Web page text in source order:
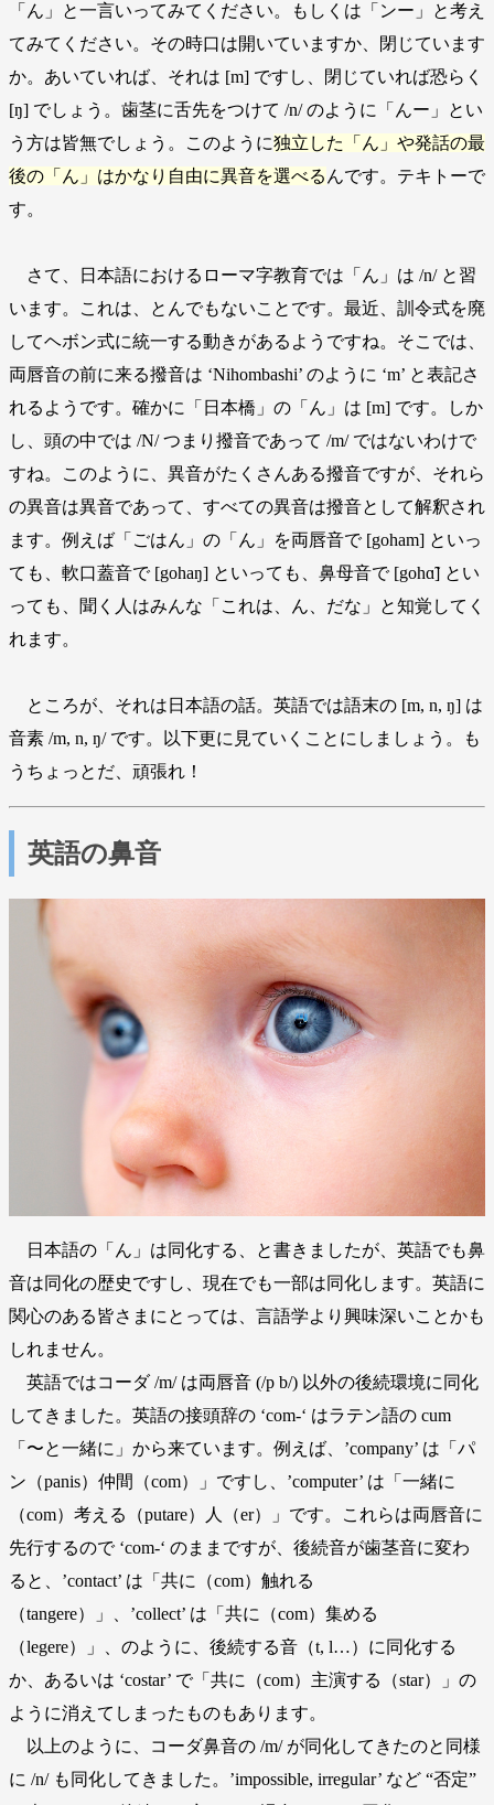
「ん」と一言いってみてください。もしくは「ンー」と考え
てみてください。その時口は開いていますか、閉じています
か。あいていれば、それは [m] ですし、閉じていれば恐らく
[ŋ] でしょう。歯茎に舌先をつけて /n/ のように「んー」とい
う方は皆無でしょう。このように独立した「ん」や発話の最
後の「ん」はかなり自由に異音を選べる んです。テキトーで
す。
さて、日本語におけるローマ字教育では「ん」は /n/ と習
います。これは、とんでもないことです。最近、訓令式を廃
してヘボン式に統一する動きがあるようですね。そこでは、
両唇音の前に来る撥音は ‘Nihombashi’ のように ‘m’ と表記さ
れるようです。確かに「日本橋」の「ん」は [m] です。しか
し、頭の中では /N/ つまり撥音であって /m/ ではないわけで
すね。このように、異音がたくさんある撥音ですが、それら
の異音は異音であって、すべての異音は撥音として解釈され
ます。例えば「ごはん」の「ん」を両唇音で [goham] といっ
ても、軟口蓋音で [gohaŋ] といっても、鼻母音で [gohɑ̃] とい
っても、聞く人はみんな「これは、ん、だな」と知覚してく
れます。
ところが、それは日本語の話。英語では語末の [m, n, ŋ] は
音素 /m, n, ŋ/ です。以下更に見ていくことにしましょう。も
うちょっとだ、頑張れ！
英語の鼻音
日本語の「ん」は同化する、と書きましたが、英語でも鼻
音は同化の歴史ですし、現在でも一部は同化します。英語に
関心のある皆さまにとっては、言語学より興味深いことかも
しれません。
英語ではコーダ /m/ は両唇音 (/p b/) 以外の後続環境に同化
してきました。英語の接頭辞の ‘com-‘ はラテン語の cum
「〜と一緒に」から来ています。例えば、’company’ は「パ
ン（panis）仲間（com）」ですし、’computer’ は「一緒に
（com）考える（putare）人（er）」です。これらは両唇音に
先行するので ‘com-‘ のままですが、後続音が歯茎音に変わ
ると、’contact’ は「共に（com）触れる
（tangere）」、’collect’ は「共に（com）集める
（legere）」、のように、後続する音（t, l…）に同化する
か、あるいは ‘costar’ で「共に（com）主演する（star）」の
ように消えてしまったものもあります。
以上のように、コーダ鼻音の /m/ が同化してきたのと同様
に /n/ も同化してきました。’impossible, irregular’ など “否定”